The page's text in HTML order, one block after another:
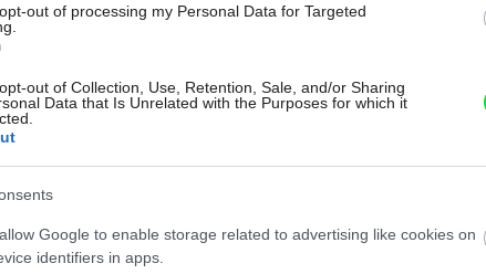
out of processing my Personal Data for Targeted
out of Collection, Use, Retention, Sale, and/or Sharing
Data that Is Unrelated with the Purposes for which it
Google to enable storage related to advertising like cookies on
identifiers in apps.
článok
Môj dom Špeciál 02/2026